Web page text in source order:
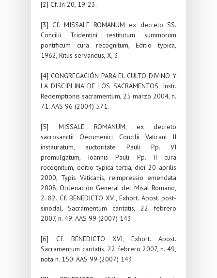
[2] Cf. Jn 20, 19-23.
[3] Cf. MISSALE ROMANUM ex decreto SS.
Concilii Tridentini restitutum summorum
pontificum cura recognitum, Editio typica,
1962, Ritus servandus, X, 3.
[4] CONGREGACIÓN PARA EL CULTO DIVINO Y
LA DISCIPLINA DE LOS SACRAMENTOS, Instr.
Redemptionis sacramentum, 25 marzo 2004, n.
71: AAS 96 (2004) 571.
[5] MISSALE ROMANUM, ex decreto
sacrosanctii Oecumenici Concilii Vaticani II
instauratum, auctoritate Pauli Pp. VI
promulgatum, Ioannis Pauli Pp. II cura
recognitum, editio typica tertia, diei 20 aprilis
2000, Typis Vaticanis, reimpressio emendata
2008, Ordenación General del Misal Romano,
2. 82. Cf. BENEDICTO XVI, Exhort. Apost. post-
sinodal, Sacramentum caritatis, 22 febrero
2007, n. 49: AAS 99 (2007) 143.
[6] Cf. BENEDICTO XVI, Exhort. Apost.
Sacramentum caritatis, 22 febrero 2007, n. 49,
nota n. 150: AAS 99 (2007) 143.